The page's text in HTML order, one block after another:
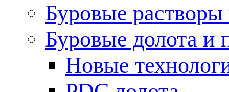
Буровые
Буровые долота и
Новые